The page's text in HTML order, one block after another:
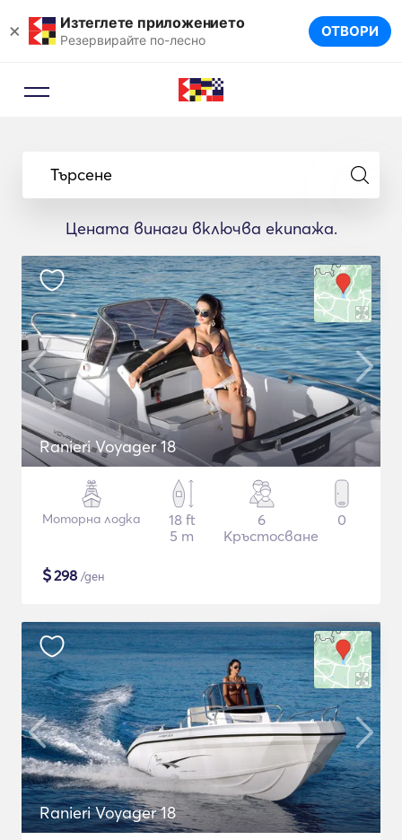
× Изтеглете приложението
Резервирайте по-лесно ОТВОРИ
Търсене
Цената винаги включва екипажа.
Ranieri Voyager 18
Моторна лодка
18 ft
5 m
6
Кръстосване
0
$298 /ден
Ranieri Voyager 18